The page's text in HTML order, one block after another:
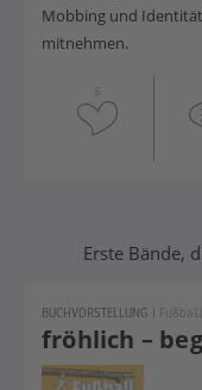
Mobbing und
mitnehmen.
5
Buchreihen Jungs
Erste Bände,
fröhlich –
BUCHVORSTELLUNG |